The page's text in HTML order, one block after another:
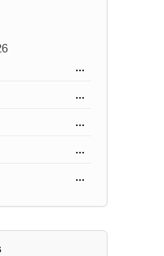
...
...
...
...
...